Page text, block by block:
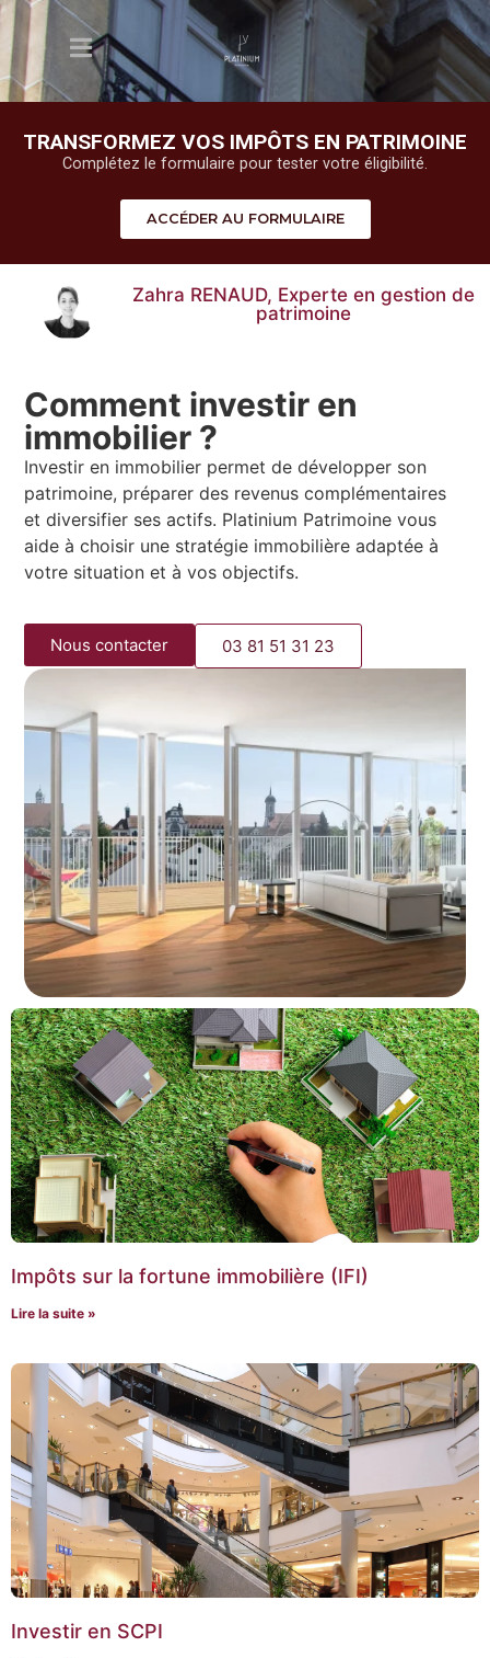
TRANSFORMEZ VOS IMPÔTS EN PATRIMOINE
Complétez le formulaire pour tester votre éligibilité.
ACCÉDER AU FORMULAIRE
Zahra RENAUD, Experte en gestion de
patrimoine
Comment investir en
immobilier ?
Investir en immobilier permet de développer son
patrimoine, préparer des revenus complémentaires
et diversifier ses actifs. Platinium Patrimoine vous
aide à choisir une stratégie immobilière adaptée à
votre situation et à vos objectifs.
Nous contacter 03 81 51 31 23
Impôts sur la fortune immobilière (IFI)
Lire la suite »
Investir en SCPI